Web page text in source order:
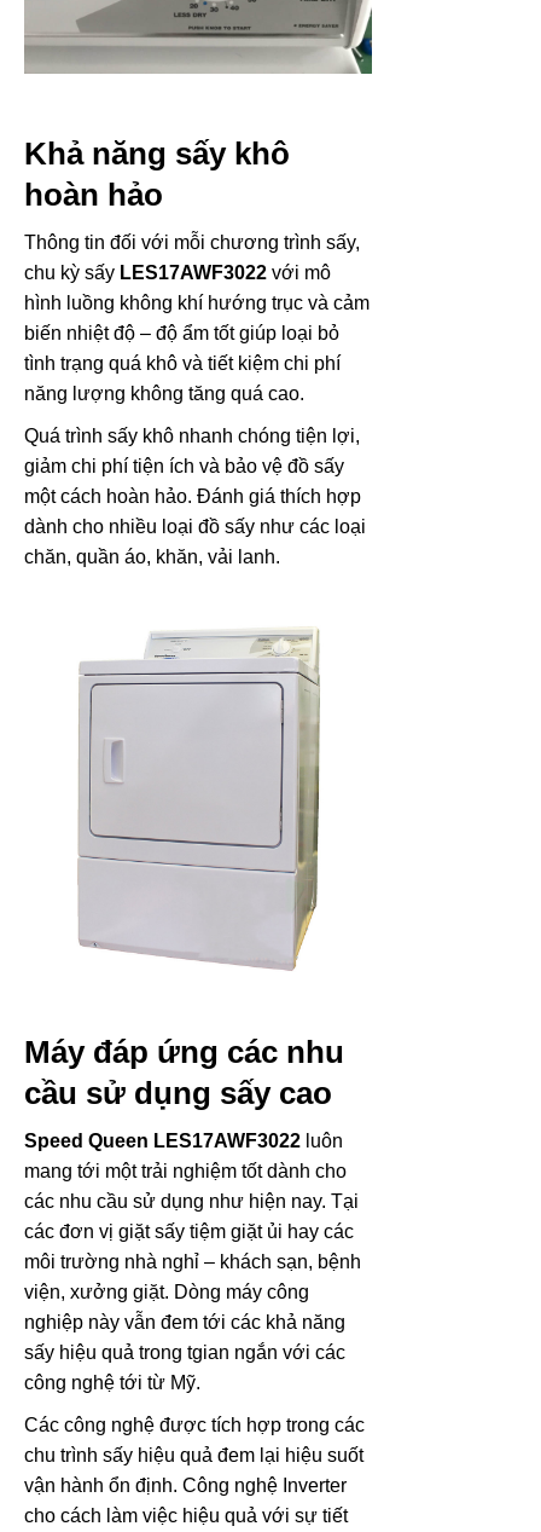
Khả năng sấy khô
hoàn hảo
Thông tin đối với mỗi chương trình sấy,
chu kỳ sấy LES17AWF3022 với mô
hình luồng không khí hướng trục và cảm
biến nhiệt độ – độ ẩm tốt giúp loại bỏ
tình trạng quá khô và tiết kiệm chi phí
năng lượng không tăng quá cao.
Quá trình sấy khô nhanh chóng tiện lợi,
giảm chi phí tiện ích và bảo vệ đồ sấy
một cách hoàn hảo. Đánh giá thích hợp
dành cho nhiều loại đồ sấy như các loại
chăn, quần áo, khăn, vải lanh.
Máy đáp ứng các nhu
cầu sử dụng sấy cao
Speed Queen LES17AWF3022 luôn
mang tới một trải nghiệm tốt dành cho
các nhu cầu sử dụng như hiện nay. Tại
các đơn vị giặt sấy tiệm giặt ủi hay các
môi trường nhà nghỉ – khách sạn, bệnh
viện, xưởng giặt. Dòng máy công
nghiệp này vẫn đem tới các khả năng
sấy hiệu quả trong tgian ngắn với các
công nghệ tới từ Mỹ.
Các công nghệ được tích hợp trong các
chu trình sấy hiệu quả đem lại hiệu suốt
vận hành ổn định. Công nghệ Inverter
cho cách làm việc hiệu quả với sự tiết